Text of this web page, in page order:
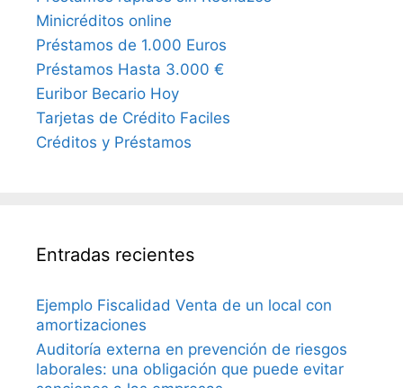
Minicréditos online
Préstamos de 1.000 Euros
Préstamos Hasta 3.000 €
Euribor Becario Hoy
Tarjetas de Crédito Faciles
Créditos y Préstamos
Entradas recientes
Ejemplo Fiscalidad Venta de un local con
amortizaciones
Auditoría externa en prevención de riesgos
laborales: una obligación que puede evitar